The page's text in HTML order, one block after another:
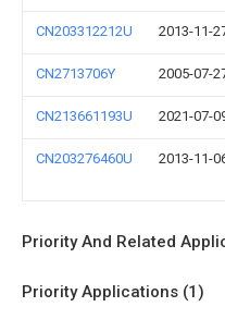
CN203312212U 2013-11-
CN2713706Y 2005-07-
CN213661193U 2021-07-
CN203276460U 2013-11-
Priority And Related
Priority Applications (1)